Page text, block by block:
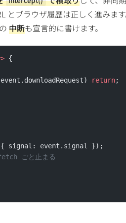
とブラウザ履歴は正しく進みま
中断も宣言的に書けます。
{
event.downloadRequest) return;
{ signal: event.signal });
ごと止まる